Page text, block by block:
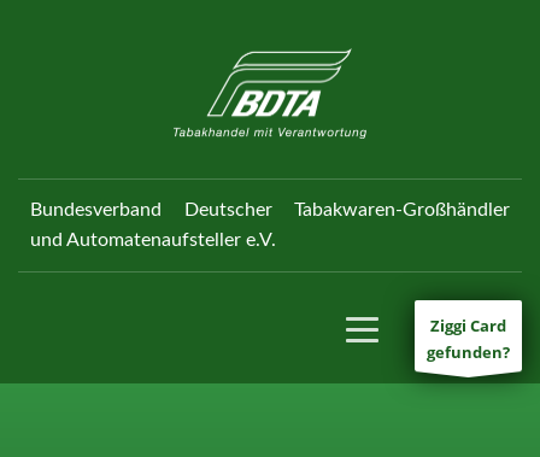
Bundesverband Deutscher Tabakwaren-Großhändler
und Automatenaufsteller e.V.
Ziggi Card
gefunden?